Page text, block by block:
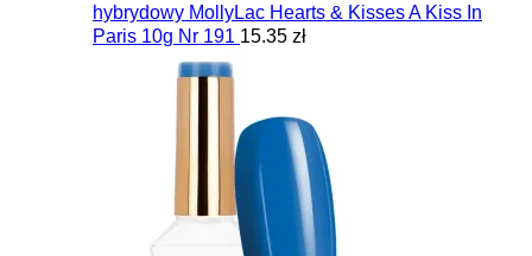
hybrydowy MollyLac Hearts & Kisses A Kiss In
Paris 10g Nr 191 15.35 zł